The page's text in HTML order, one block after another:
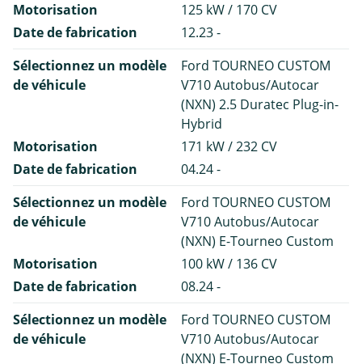
Motorisation
125 kW / 170 CV
Date de fabrication
12.23 -
Sélectionnez un modèle
de véhicule
Ford TOURNEO CUSTOM
V710 Autobus/Autocar
(NXN) 2.5 Duratec Plug-in-
Hybrid
Motorisation
171 kW / 232 CV
Date de fabrication
04.24 -
Sélectionnez un modèle
de véhicule
Ford TOURNEO CUSTOM
V710 Autobus/Autocar
(NXN) E-Tourneo Custom
Motorisation
100 kW / 136 CV
Date de fabrication
08.24 -
Sélectionnez un modèle
de véhicule
Ford TOURNEO CUSTOM
V710 Autobus/Autocar
(NXN) E-Tourneo Custom